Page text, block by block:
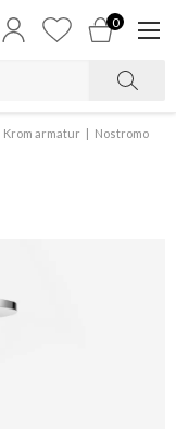
0
Krom armatur Nostromo